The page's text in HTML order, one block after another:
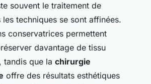
souvent le traitement de
techniques se sont affinées.
conservatrices permettent
davantage de tissu
tandis que la chirurgie
offre des résultats esthétiques